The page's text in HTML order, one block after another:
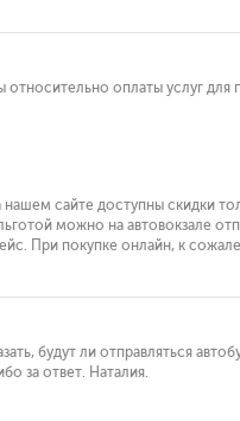
оплаты услуг
нашем сайте доступны скидки
можно на автовокзале
При покупке онлайн, к
будут ли отправляться
за ответ. Наталия.